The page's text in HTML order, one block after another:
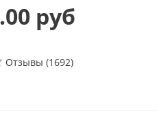
руб
Отзывы (1692)